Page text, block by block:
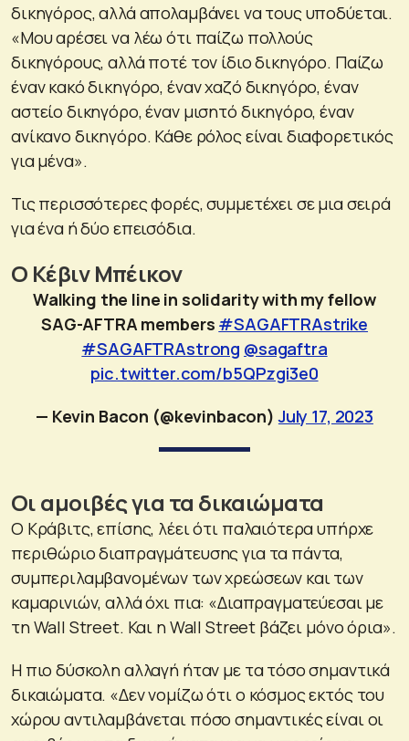
δικηγόρος, αλλά απολαμβάνει να τους υποδύεται.
«Μου αρέσει να λέω ότι παίζω πολλούς
δικηγόρους, αλλά ποτέ τον ίδιο δικηγόρο. Παίζω
έναν κακό δικηγόρο, έναν χαζό δικηγόρο, έναν
αστείο δικηγόρο, έναν μισητό δικηγόρο, έναν
ανίκανο δικηγόρο. Κάθε ρόλος είναι διαφορετικός
για μένα».
Τις περισσότερες φορές, συμμετέχει σε μια σειρά
για ένα ή δύο επεισόδια.
Ο Κέβιν Μπέικον
Walking the line in solidarity with my fellow
SAG-AFTRA members #SAGAFTRAstrike
#SAGAFTRAstrong @sagaftra
pic.twitter.com/b5QPzgi3e0
— Kevin Bacon (@kevinbacon)July 17, 2023
Οι αμοιβές για τα δικαιώματα
Ο Κράβιτς, επίσης, λέει ότι παλαιότερα υπήρχε
περιθώριο διαπραγμάτευσης για τα πάντα,
συμπεριλαμβανομένων των χρεώσεων και των
καμαρινιών, αλλά όχι πια: «Διαπραγματεύεσαι με
τη Wall Street. Και η Wall Street βάζει μόνο όρια».
Η πιο δύσκολη αλλαγή ήταν με τα τόσο σημαντικά
δικαιώματα. «Δεν νομίζω ότι ο κόσμος εκτός του
χώρου αντιλαμβάνεται πόσο σημαντικές είναι οι